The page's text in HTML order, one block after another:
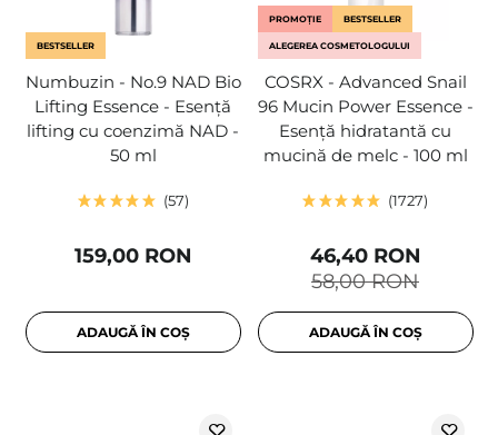
BESTSELLER
Numbuzin - No.9 NAD Bio
Lifting Essence - Esență
lifting cu coenzimă NAD -
50 ml
57
159,00 RON
ADAUGĂ ÎN COȘ
PROMOȚIE BESTSELLER
ALEGEREA COSMETOLOGULUI
COSRX - Advanced Snail
96 Mucin Power Essence -
Esență hidratantă cu
mucină de melc - 100 ml
1727
58,00 RON
46,40 RON
ADAUGĂ ÎN COȘ